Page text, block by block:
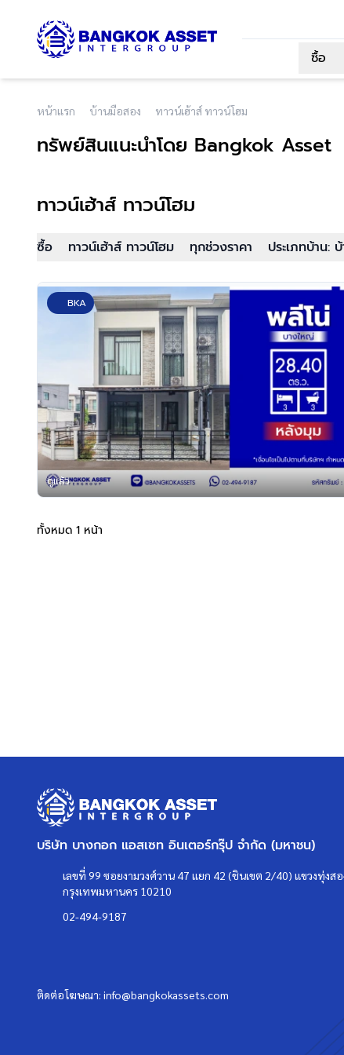
ซื้อ
หน้าแรก บ้านมือสอง ทาวน์เฮ้าส์ ทาวน์โฮม
ทรัพย์สินแนะนำโดย Bangkok Asset
ทาวน์เฮ้าส์ ทาวน์โฮม
ซื้อ ทาวน์เฮ้าส์ ทาวน์โฮม ทุกช่วงราคา ประเภทบ้าน:
BKA
ดูแล้ว
ทั้งหมด 1 หน้า
บริษัท บางกอก แอสเซท อินเตอร์กรุ๊ป จำกัด (มหาชน)
เลขที่ 99 ซอยงามวงศ์วาน 47 แยก 42 (ชินเขต 2/40) แขวงทุ่งส
กรุงเทพมหานคร 10210
02-494-9187
ติดต่อโฆษณา: info@bangkokassets.com